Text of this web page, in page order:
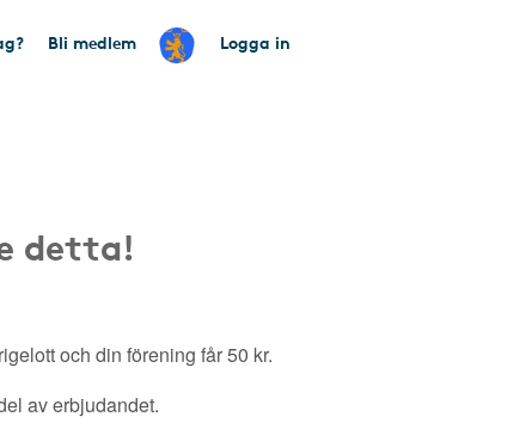
Bli medlem Logga in
detta!
och din förening får 50 kr.
av erbjudandet.